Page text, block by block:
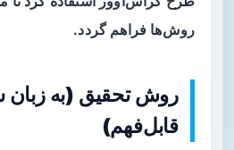
روش‌ها فراهم گردد.
روش تحقیق (به زبان
قابل‌فهم)